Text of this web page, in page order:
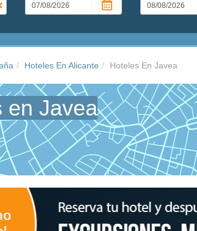
Hoteles En Alicante Hoteles En Javea
en Javea